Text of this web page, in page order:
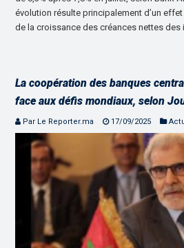
évolution résulte principalement d’un
de la croissance des créances nettes des
La coopération des banques
face aux défis mondiaux, selon
Par Le Reporter.ma 17/09/2025